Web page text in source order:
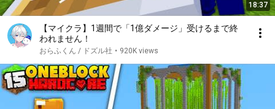
18:37
【マイクラ】1週間で「1億ダメージ」受けるまで終
われません！
おらふくん / ドズル社 • 920K views